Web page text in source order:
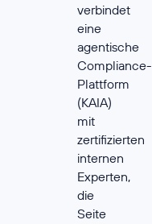
verbindet
eine
agentische
Compliance-
Plattform
(KAIA)
mit
zertifizierten
internen
Experten,
die
Seite